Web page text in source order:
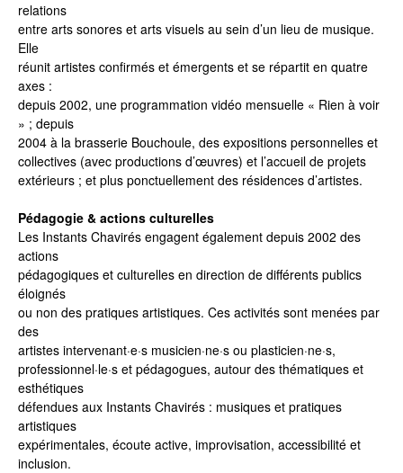
relations
entre arts sonores et arts visuels au sein d’un lieu de musique.
Elle
réunit artistes confirmés et émergents et se répartit en quatre
axes :
depuis 2002, une programmation vidéo mensuelle « Rien à voir
» ; depuis
2004 à la brasserie Bouchoule, des expositions personnelles et
collectives (avec productions d’œuvres) et l’accueil de projets
extérieurs ; et plus ponctuellement des résidences d’artistes.
Pédagogie & actions culturelles
Les Instants Chavirés engagent également depuis 2002 des
actions
pédagogiques et culturelles en direction de différents publics
éloignés
ou non des pratiques artistiques. Ces activités sont menées par
des
artistes intervenant·e·s musicien·ne·s ou plasticien·ne·s,
professionnel·le·s et pédagogues, autour des thématiques et
esthétiques
défendues aux Instants Chavirés : musiques et pratiques
artistiques
expérimentales, écoute active, improvisation, accessibilité et
inclusion.